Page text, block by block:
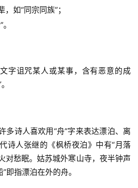
如“同宗同族”；
诅咒某人或某事，含有恶意的成
诗人喜欢用“舟”字来表达漂泊、离
诗人张继的《枫桥夜泊》中有“月落
对愁眠。姑苏城外寒山寺，夜半钟声
即指漂泊在外的舟。